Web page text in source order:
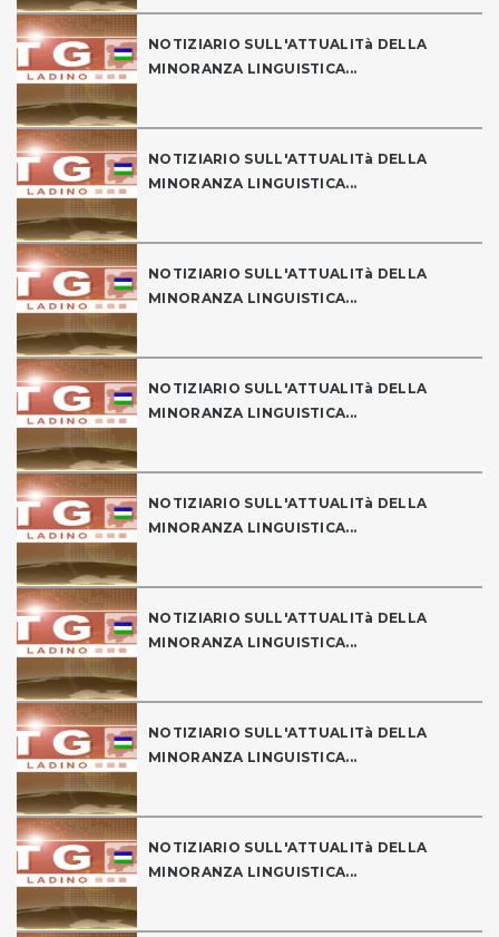
NOTIZIARIO SULL'ATTUALITà DELLA
MINORANZA LINGUISTICA...
NOTIZIARIO SULL'ATTUALITà DELLA
MINORANZA LINGUISTICA...
NOTIZIARIO SULL'ATTUALITà DELLA
MINORANZA LINGUISTICA...
NOTIZIARIO SULL'ATTUALITà DELLA
MINORANZA LINGUISTICA...
NOTIZIARIO SULL'ATTUALITà DELLA
MINORANZA LINGUISTICA...
NOTIZIARIO SULL'ATTUALITà DELLA
MINORANZA LINGUISTICA...
NOTIZIARIO SULL'ATTUALITà DELLA
MINORANZA LINGUISTICA...
NOTIZIARIO SULL'ATTUALITà DELLA
MINORANZA LINGUISTICA...